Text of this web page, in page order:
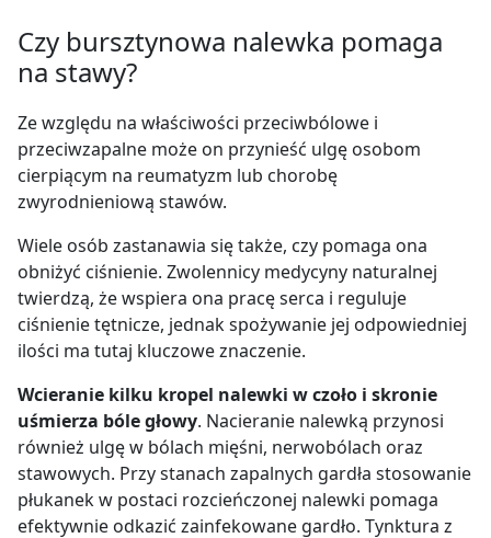
Czy bursztynowa nalewka pomaga
na stawy?
Ze względu na właściwości przeciwbólowe i
przeciwzapalne może on przynieść ulgę osobom
cierpiącym na reumatyzm lub chorobę
zwyrodnieniową stawów.
Wiele osób zastanawia się także, czy pomaga ona
obniżyć ciśnienie. Zwolennicy medycyny naturalnej
twierdzą, że wspiera ona pracę serca i reguluje
ciśnienie tętnicze, jednak spożywanie jej odpowiedniej
ilości ma tutaj kluczowe znaczenie.
Wcieranie kilku kropel nalewki w czoło i skronie
uśmierza bóle głowy. Nacieranie nalewką przynosi
również ulgę w bólach mięśni, nerwobólach oraz
stawowych. Przy stanach zapalnych gardła stosowanie
płukanek w postaci rozcieńczonej nalewki pomaga
efektywnie odkazić zainfekowane gardło. Tynktura z